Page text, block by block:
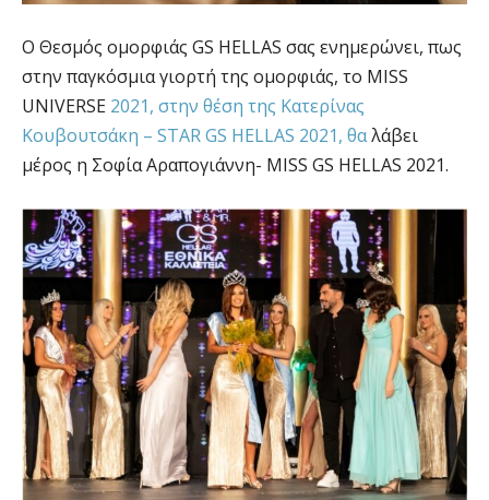
O Θεσμός ομορφιάς GS HELLAS σας ενημερώνει, πως
στην παγκόσμια γιορτή της ομορφιάς, το MISS
UNIVERSE 2021, στην θέση της Κατερίνας
Κουβουτσάκη – STAR GS HELLAS 2021, θαλάβει
μέρος η Σοφία Αραπογιάννη- MISS GS HELLAS 2021.